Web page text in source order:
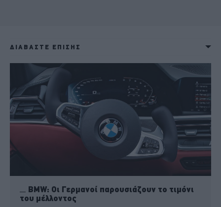
ΔΙΑΒΑΣΤΕ ΕΠΙΣΗΣ
BMW: Οι Γερμανοί παρουσιάζουν το τιμόνι
του μέλλοντος